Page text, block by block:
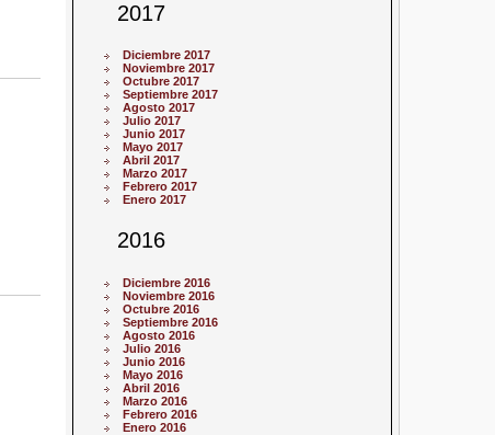
2017
Diciembre 2017
Noviembre 2017
Octubre 2017
Septiembre 2017
Agosto 2017
Julio 2017
Junio 2017
Mayo 2017
Abril 2017
Marzo 2017
Febrero 2017
Enero 2017
2016
Diciembre 2016
Noviembre 2016
Octubre 2016
Septiembre 2016
Agosto 2016
Julio 2016
Junio 2016
Mayo 2016
Abril 2016
Marzo 2016
Febrero 2016
Enero 2016